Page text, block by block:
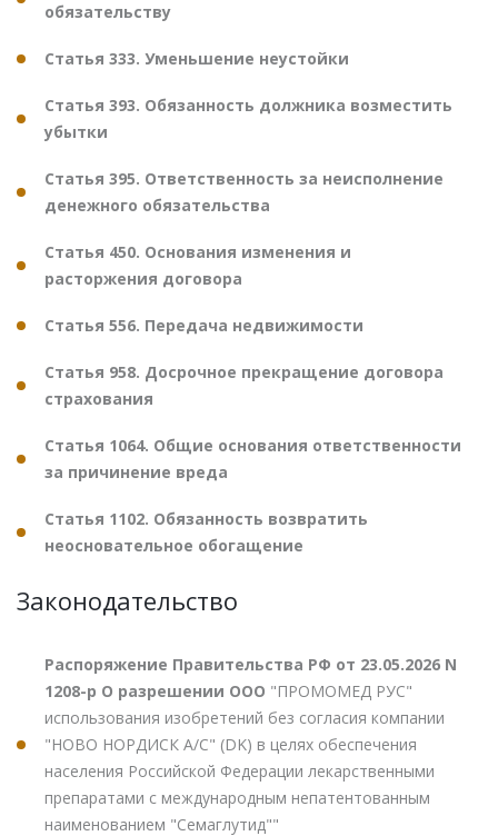
обязательству
Статья 333. Уменьшение неустойки
Статья 393. Обязанность должника возместить
убытки
Статья 395. Ответственность за неисполнение
денежного обязательства
Статья 450. Основания изменения и
расторжения договора
Статья 556. Передача недвижимости
Статья 958. Досрочное прекращение договора
страхования
Статья 1064. Общие основания ответственности
за причинение вреда
Статья 1102. Обязанность возвратить
неосновательное обогащение
Законодательство
Распоряжение Правительства РФ от 23.05.2026 N
1208-р О разрешении ООО "ПРОМОМЕД РУС"
использования изобретений без согласия компании
"НОВО НОРДИСК А/С" (DK) в целях обеспечения
населения Российской Федерации лекарственными
препаратами с международным непатентованным
наименованием "Семаглутид""